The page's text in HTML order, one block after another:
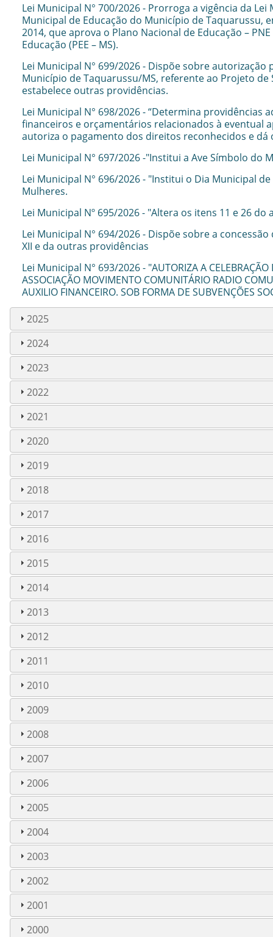
Lei Municipal N° 700/2026 - Prorroga a vigência da
Municipal de Educação do Município de Taquarussu,
2014, que aprova o Plano Nacional de Educação –
Educação (PEE – MS).
Lei Municipal N° 699/2026 - Dispõe sobre
Município de Taquarussu/MS, referente ao Projeto
estabelece outras providências.
Lei Municipal N° 698/2026 - “Determina
financeiros e orçamentários relacionados à eventual
autoriza o pagamento dos direitos reconhecidos e dá
Lei Municipal N° 697/2026 -"Institui a Ave Símbolo
Lei Municipal N° 696/2026 - "Institui o Dia Municipal
Mulheres.
Lei Municipal Nº 695/2026 - "Altera os itens 11 e 26
Lei Municipal N° 694/2026 - Dispõe sobre a
XII e da outras providências
Lei Municipal N° 693/2026 - "AUTORIZA A
ASSOCIAÇÃO MOVIMENTO COMUNITÁRIO RADIO
AUXILIO FINANCEIRO. SOB FORMA DE SUBVENÇÕES
2025
2024
2023
2022
2021
2020
2019
2018
2017
2016
2015
2014
2013
2012
2011
2010
2009
2008
2007
2006
2005
2004
2003
2002
2001
2000